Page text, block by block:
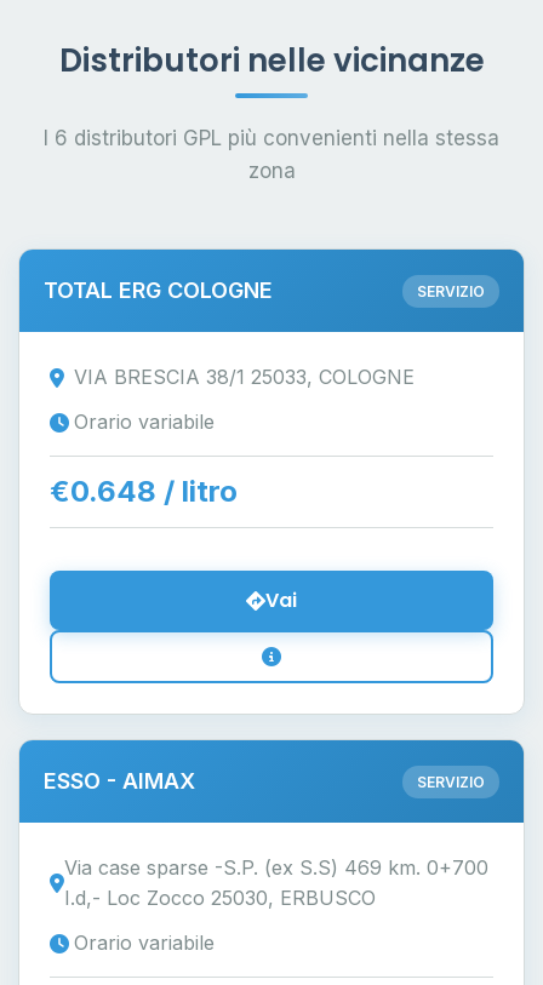
Distributori nelle vicinanze
I 6 distributori GPL più convenienti nella stessa
zona
TOTAL ERG COLOGNE SERVIZIO
VIA BRESCIA 38/1 25033, COLOGNE
Orario variabile
€0.648 / litro
Vai
ESSO - AIMAX SERVIZIO
Via case sparse -S.P. (ex S.S) 469 km. 0+700
I.d,- Loc Zocco 25030, ERBUSCO
Orario variabile